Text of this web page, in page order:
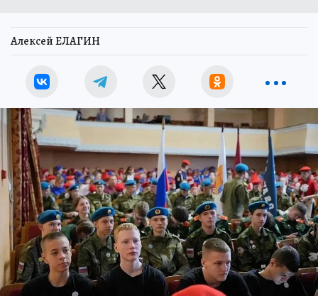
Алексей ЕЛАГИН